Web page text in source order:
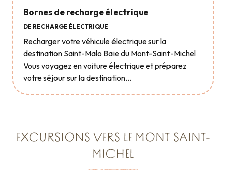
Bornes de recharge électrique
DE RECHARGE ÉLECTRIQUE
Recharger votre véhicule électrique sur la
destination Saint-Malo Baie du Mont-Saint-Michel
Vous voyagez en voiture électrique et préparez
votre séjour sur la destination...
EXCURSIONS VERS LE MONT SAINT-
MICHEL